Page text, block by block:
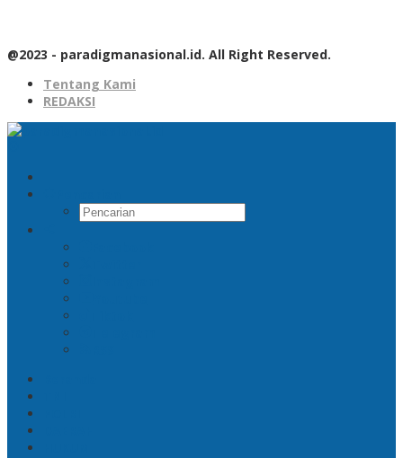
@2023 - paradigmanasional.id. All Right Reserved.
Tentang Kami
REDAKSI